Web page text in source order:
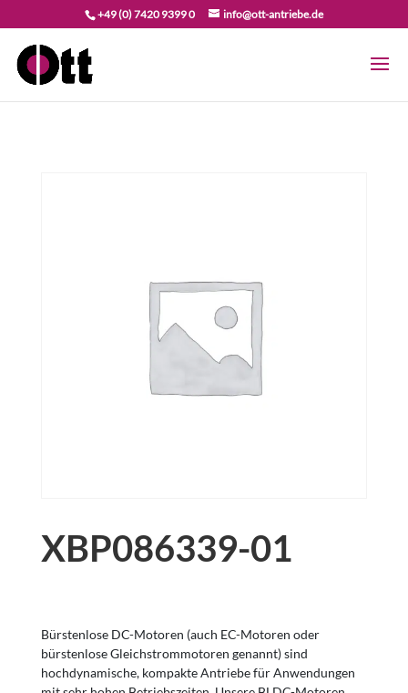
+49 (0) 7420 9399 0 info@ott-antriebe.de
XBP086339-01
Bürstenlose DC-Motoren (auch EC-Motoren oder
bürstenlose Gleichstrommotoren genannt) sind
hochdynamische, kompakte Antriebe für Anwendungen